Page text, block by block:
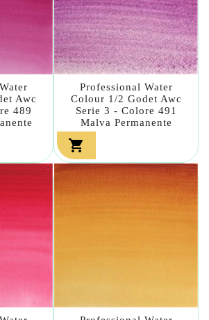
Awc
489
Professional Water
Colour 1/2 Godet Awc
Serie 3 - Colore 491
Malva Permanente
